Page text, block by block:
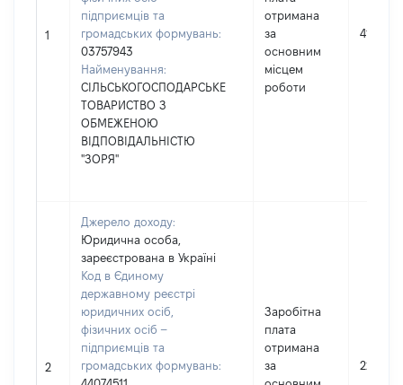
1
підприємців та
громадських формувань:
03757943
Найменування:
СІЛЬСЬКОГОСПОДАРСЬКЕ
ТОВАРИСТВО З
ОБМЕЖЕНОЮ
ВІДПОВІДАЛЬНІСТЮ
"ЗОРЯ"
отримана
за
основним
місцем
роботи
413386
2
Джерело доходу:
Юридична особа,
зареєстрована в Україні
Код в Єдиному
державному реєстрі
юридичних осіб,
фізичних осіб –
підприємців та
громадських формувань:
Заробітна
плата
отримана
за
223007